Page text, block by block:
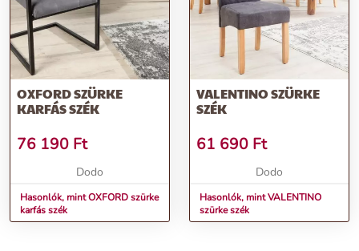
OXFORD SZÜRKE
KARFÁS SZÉK
76 190 Ft
Dodo
Hasonlók, mint OXFORD szürke
karfás szék
VALENTINO SZÜRKE
SZÉK
61 690 Ft
Dodo
Hasonlók, mint VALENTINO
szürke szék